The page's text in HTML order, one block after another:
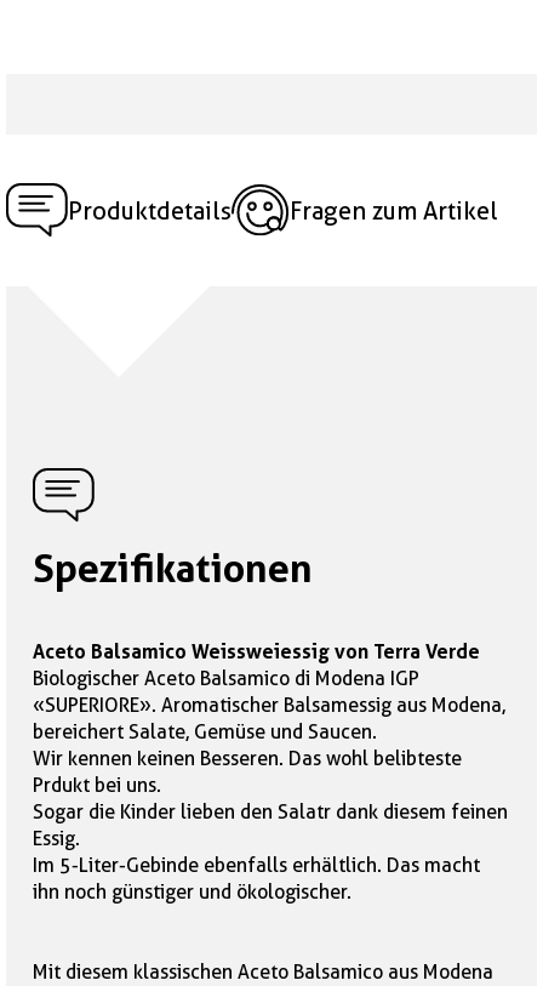
Produktdetails Fragen zum Artikel
Spezifikationen
Aceto Balsamico Weissweiessig von Terra Verde
Biologischer Aceto Balsamico di Modena IGP
«SUPERIORE». Aromatischer Balsamessig aus Modena,
bereichert Salate, Gemüse und Saucen.
Wir kennen keinen Besseren. Das wohl belibteste
Prdukt bei uns.
Sogar die Kinder lieben den Salatr dank diesem feinen
Essig.
Im 5-Liter-Gebinde ebenfalls erhältlich. Das macht
ihn noch günstiger und ökologischer.
Mit diesem klassischen Aceto Balsamico aus Modena